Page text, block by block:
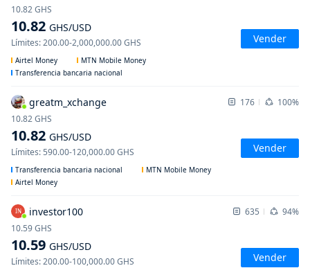
10.82 GHS/USD
10.82GHS
Límites:200.00-2,000,000.00GHS Vender
Airtel Money
MTN Mobile Money
Transferencia bancaria nacional
greatm_xchange 176 100%
10.82 GHS/USD
10.82GHS
Límites:590.00-120,000.00GHS Vender
Transferencia bancaria nacional
MTN Mobile Money
Airtel Money
IN investor100 635 94%
10.59 GHS/USD
10.59GHS
Límites:200.00-100,000.00GHS Vender